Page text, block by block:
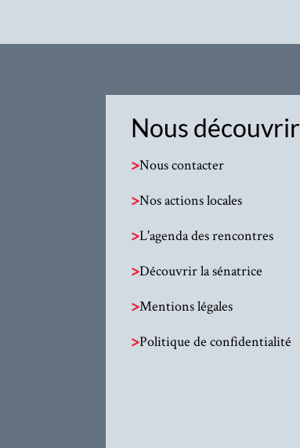
Nous découvrir
>Nous contacter
>Nos actions locales
>L'agenda des rencontres
>Découvrir la sénatrice
>Mentions légales
>Politique de confidentialité